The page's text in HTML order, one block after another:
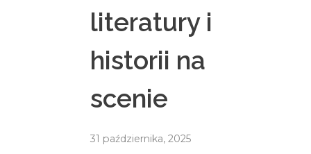
literatury i
historii na
scenie
31 października, 2025